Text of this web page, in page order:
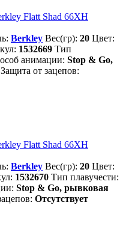
Flatt Shad 66XH
Berkley Вес(гр): 20 Цвет:
1532669 Тип
анимации: Stop & Go,
Защита от зацепов:
Flatt Shad 66XH
Berkley Вес(гр): 20 Цвет:
1532670 Тип плавучести:
Stop & Go, рывковая
Отсутствует